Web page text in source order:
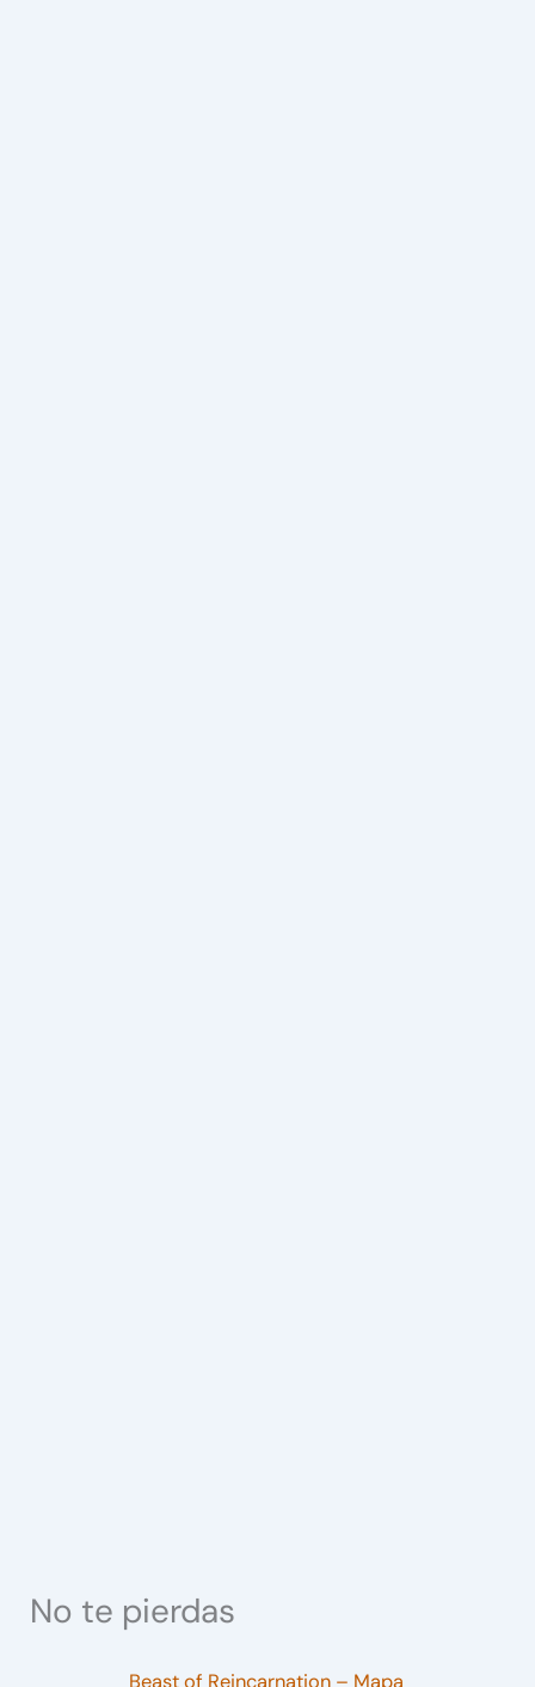
No te pierdas
Beast of Reincarnation – Mapa